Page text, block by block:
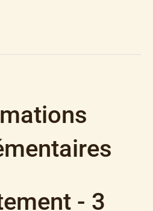
- 3